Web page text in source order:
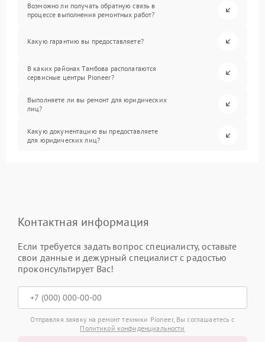
Возможно ли получать обратную связь в
процессе выполнения ремонтных работ?
Какую гарантию вы предоставляете?
В каких районах Тамбова располагаются
сервисные центры Pioneer?
Выполняете ли вы ремонт для юридических
лиц?
Какую документацию вы предоставляете
для юридических лиц?
Контактная информация
Если требуется задать вопрос специалисту, оставьте
свои данные и дежурный специалист с радостью
проконсультирует Вас!
Отправляя заявку на ремонт техники Pioneer, Вы соглашаетесь с
Политикой конфиденциальности